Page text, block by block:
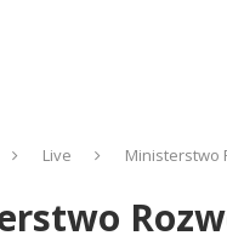
Live Ministerstwo